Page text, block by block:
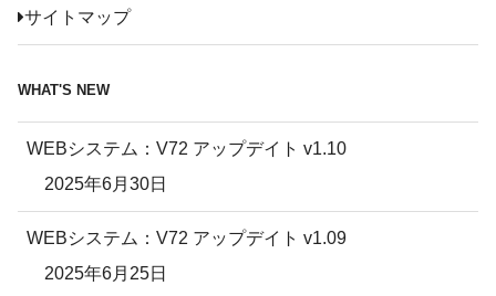
サイトマップ
WHAT'S NEW
WEBシステム：V72 アップデイト v1.10
2025年6月30日
WEBシステム：V72 アップデイト v1.09
2025年6月25日